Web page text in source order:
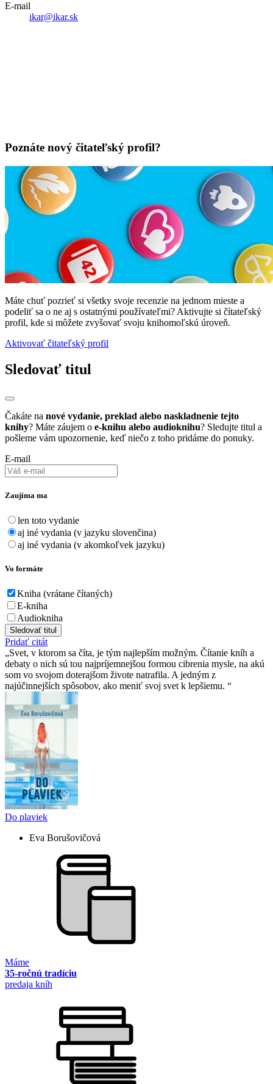
E-mail
ikar@ikar.sk
Poznáte nový čitateľský profil?
Máte chuť pozrieť si všetky svoje recenzie na jednom mieste a
podeliť sa o ne aj s ostatnými používateľmi? Aktivujte si čítateľský
profil, kde si môžete zvyšovať svoju knihomoľskú úroveň.
Aktivovať čitateľský profil
Sledovať titul
Čakáte na nové vydanie, preklad alebo naskladnenie tejto
knihy? Máte záujem o e-knihu alebo audioknihu? Sledujte titul a
pošleme vám upozornenie, keď niečo z toho pridáme do ponuky.
E-mail
Zaujíma ma
len toto vydanie
aj iné vydania (v jazyku slovenčina)
aj iné vydania (v akomkoľvek jazyku)
Vo formáte
Kniha (vrátane čítaných)
E-kniha
Audiokniha
Sledovať titul
Pridať citát
Svet, v ktorom sa číta, je tým najlepším možným. Čítanie kníh a
debaty o nich sú tou najpríjemnejšou formou cibrenia mysle, na akú
som vo svojom doterajšom živote natrafila. A jedným z
najúčinnejších spôsobov, ako meniť svoj svet k lepšiemu.
Do plaviek
Eva Borušovičová
Máme
35-ročnú tradíciu
predaja kníh